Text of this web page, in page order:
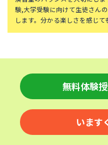
土佐中学校
江戸川学園取手中学校
中央大学附属中学校
昭和女子大学附属昭和中学校
験,大学受験に向けて生徒さん
します。分かる楽しさを感じて
無料体験
います